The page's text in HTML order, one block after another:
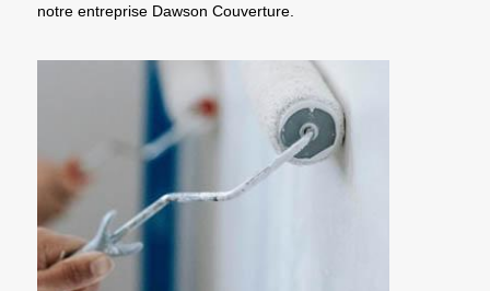
notre entreprise Dawson Couverture.